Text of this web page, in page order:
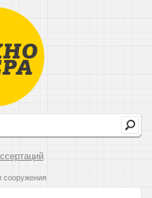
сооружения